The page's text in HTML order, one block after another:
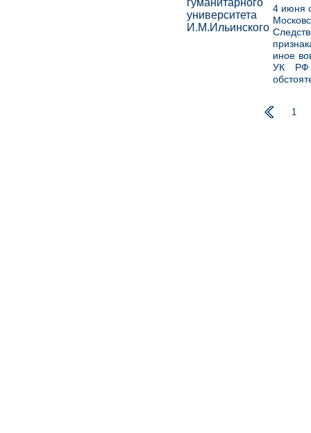
4 июня
иное
УК РФ
1